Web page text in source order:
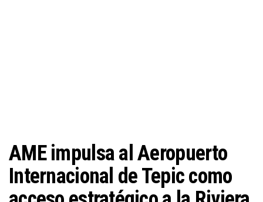
AME impulsa al Aeropuerto
Internacional de Tepic como